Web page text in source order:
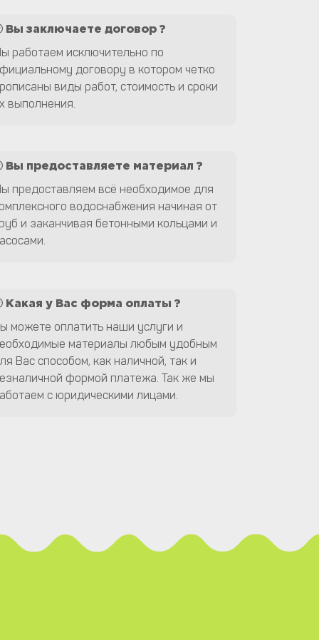
Вы заключаете договор ?
работаем исключительно по
договору в котором четко
виды работ, стоимость и сроки
выполнения.
Вы предоставляете материал ?
предоставляем всё необходимое для
водоснабжения начиная от
и заканчивая бетонными кольцами и
Какая у Вас форма оплаты ?
можете оплатить наши услуги и
материалы любым удобным
Вас способом, как наличной, так и
формой платежа. Так же мы
с юридическими лицами.